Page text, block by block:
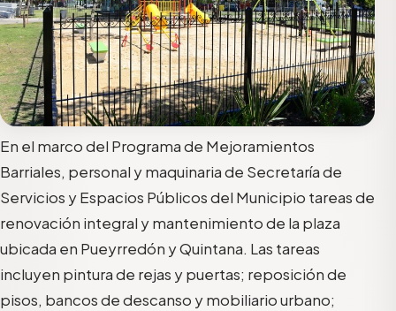
En el marco del Programa de Mejoramientos
Barriales, personal y maquinaria de Secretaría de
Servicios y Espacios Públicos del Municipio tareas de
renovación integral y mantenimiento de la plaza
ubicada en Pueyrredón y Quintana. Las tareas
incluyen pintura de rejas y puertas; reposición de
pisos, bancos de descanso y mobiliario urbano;